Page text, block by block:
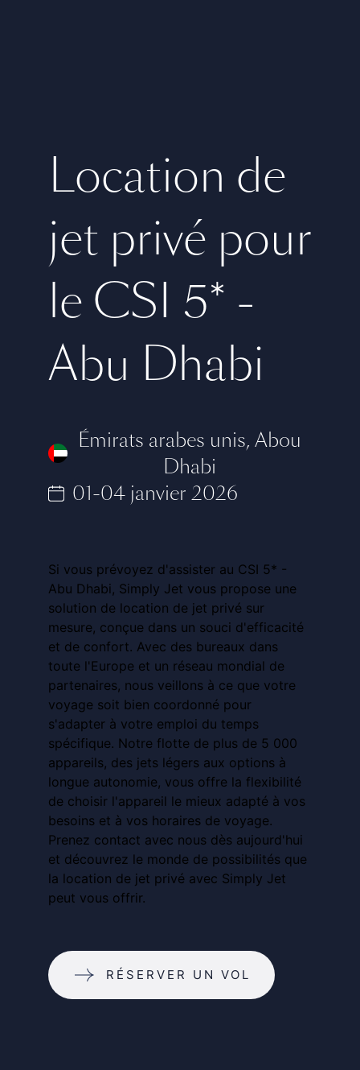
Location de
jet privé pour
le CSI 5* -
Abu Dhabi
Émirats arabes unis, Abou
Dhabi
01-04 janvier 2026
Si vous prévoyez d'assister au CSI 5* -
Abu Dhabi, Simply Jet vous propose une
solution de location de jet privé sur
mesure, conçue dans un souci d'efficacité
et de confort. Avec des bureaux dans
toute l'Europe et un réseau mondial de
partenaires, nous veillons à ce que votre
voyage soit bien coordonné pour
s'adapter à votre emploi du temps
spécifique. Notre flotte de plus de 5 000
appareils, des jets légers aux options à
longue autonomie, vous offre la flexibilité
de choisir l'appareil le mieux adapté à vos
besoins et à vos horaires de voyage.
Prenez contact avec nous dès aujourd'hui
et découvrez le monde de possibilités que
la location de jet privé avec Simply Jet
peut vous offrir.
RÉSERVER UN VOL